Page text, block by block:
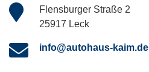
Flensburger Straße 2
25917 Leck
info@autohaus-kaim.de